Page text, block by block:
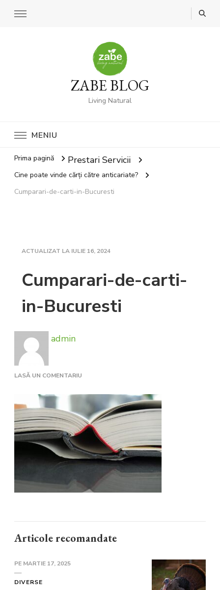
ZABE BLOG
Living Natural
MENIU
Prima pagină Prestari Servicii
Cine poate vinde cărți către anticariate?
Cumparari-de-carti-in-Bucuresti
ACTUALIZAT LA IULIE 16, 2024
Cumparari-de-carti-
in-Bucuresti
admin
LASĂ UN COMENTARIU
DE-
IN-
BUCURESTI
Articole recomandate
PE MARTIE 17, 2025
DIVERSE